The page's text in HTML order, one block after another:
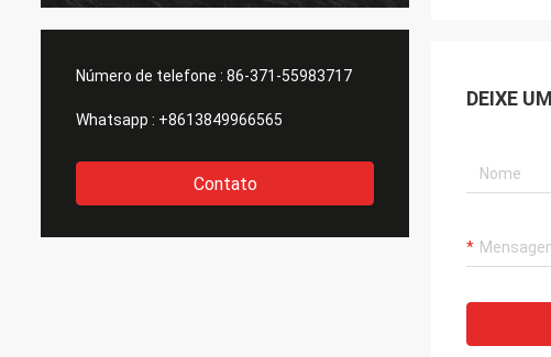
Número de telefone : 86-371-55983717
Whatsapp : +8613849966565
Contato
DEIXE